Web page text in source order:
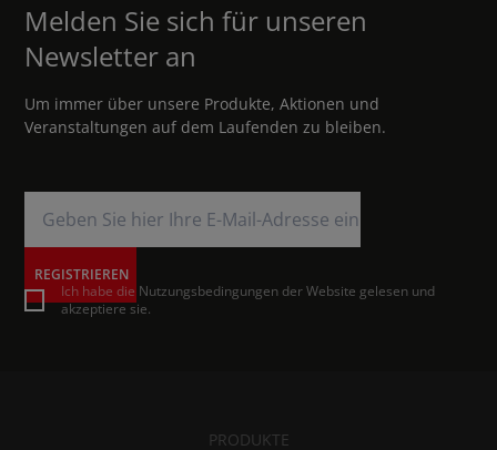
Melden Sie sich für unseren
Newsletter an
Um immer über unsere Produkte, Aktionen und
Veranstaltungen auf dem Laufenden zu bleiben.
REGISTRIEREN
Ich habe die Nutzungsbedingungen der Website gelesen und
akzeptiere sie.
PRODUKTE